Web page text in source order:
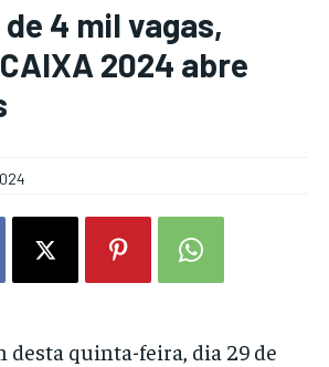
4 mil vagas,
2024 abre
desta quinta-feira, dia 29 de